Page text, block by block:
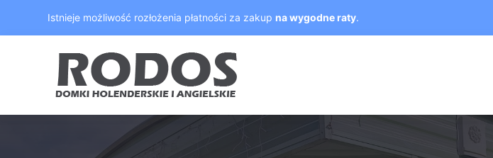
Istnieje możliwość rozłożenia płatności za zakupna wygodne raty.